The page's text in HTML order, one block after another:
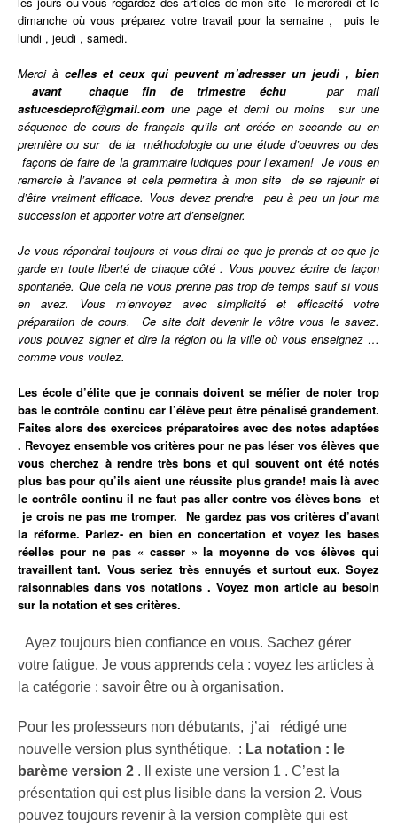
dimanche où vous préparez votre travail pour la semaine , puis le
lundi , jeudi , samedi.
Merci à celles et ceux qui peuvent m’adresser un jeudi , bien
avant chaque fin de trimestre échu
par mail
astucesdeprof@gmail.com une page et demi ou moins sur une
séquence de cours de français qu’ils ont crééeen seconde ou en
première ou sur de la méthodologie ou une étude d’oeuvres ou des
façons de faire de la grammaire ludiques pour l’examen! Je vous en
remercie à l’avance et cela permettra à mon site de se rajeunir et
d’être vraiment efficace. Vous devez prendre peu à peu un jour ma
succession et apporter votre art d’enseigner.
Je vous répondrai toujours et vous dirai ce que je prends et ce que je
garde en toute liberté de chaque côté . Vous pouvez écrire de façon
spontanée. Que cela ne vous prenne pas trop de temps sauf si vous
en avez. Vous m’envoyez avec simplicité et efficacité votre
préparation de cours. Ce site doit devenir le vôtre vous le savez.
vous pouvez signer et dire la région ou la ville où vous enseignez …
comme vous voulez.
Les école d’élite que je connais doivent se méfier de noter trop
bas le contrôle continu car l’élève peut être pénalisé grandement.
Faites alors des exercices préparatoires avec des notes adaptées
. Revoyez ensemble vos critères pour ne pas léser vos élèves que
vous cherchez à rendre très bons et qui souvent ont été notés
plus bas pour qu’ils aient une réussite plus grande! mais là avec
le contrôle continu il ne faut pas aller contre vos élèves bons et
je crois ne pas me tromper. Ne gardez pas vos critères d’avant
la réforme. Parlez- en bien en concertation et voyez les bases
réelles pour ne pas « casser » la moyenne de vos élèves qui
travaillent tant. Vousseriez très ennuyés et surtout eux. Soyez
raisonnables dans vos notations . Voyez mon article au besoin
sur la notation et ses critères.
Ayez toujours bien confiance en vous. Sachez gérer
votre fatigue. Je vous apprends cela : voyez les articles à
la catégorie : savoir être ou à organisation.
Pour les professeurs non débutants, j’ai rédigé une
nouvelle version plus synthétique, : La notation : le
barème version 2 . Il existe une version 1 . C’est la
présentation qui est plus lisible dans la version 2. Vous
pouvez toujours revenir à la version complète qui est